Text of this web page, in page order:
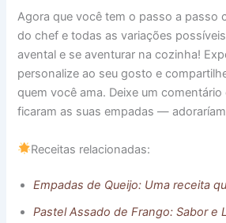
Agora que você tem o passo a passo
do chef e todas as variações
avental e se aventurar na cozinha!
personalize ao seu gosto e
quem você ama. Deixe um
ficaram as suas empadas —
Receitas relacionadas:
Empadas de Queijo: Uma receita
Pastel Assado de Frango: Sabor e